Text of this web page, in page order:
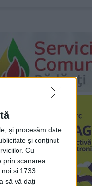
și procesăm date
și conținut
Cu
prin scanarea
și 1733
să vă dați